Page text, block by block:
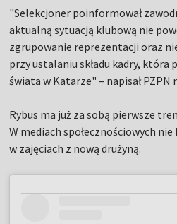
"Selekcjoner poinformował
aktualną sytuacją klubową nie
zgrupowanie reprezentacji oraz
przy ustalaniu składu kadry,
świata w Katarze" – napisał
Rybus ma już za sobą pierwsze
W mediach społecznościowych nie
w zajęciach z nową drużyną.